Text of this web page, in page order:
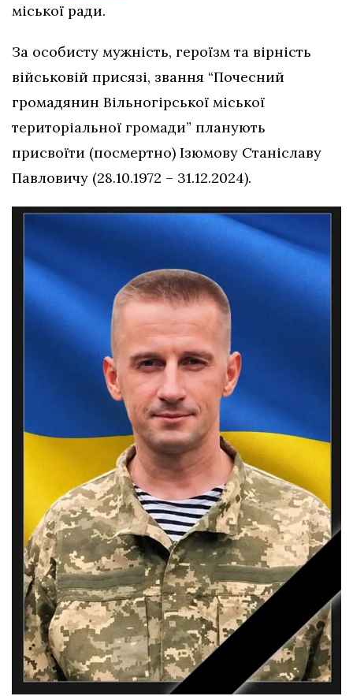
міської ради.
За особисту мужність, героїзм та вірність
військовій присязі, звання “Почесний
громадянин Вільногірської міської
територіальної громади” планують
присвоїти (посмертно) Ізюмову Станіславу
Павловичу (28.10.1972 – 31.12.2024).